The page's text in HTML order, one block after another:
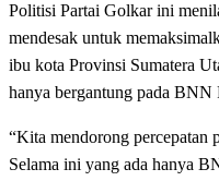
Politisi Partai Golkar ini
mendesak untuk
ibu kota Provinsi Sumatera
hanya bergantung pada BNN
“Kita mendorong
Selama ini yang ada hanya